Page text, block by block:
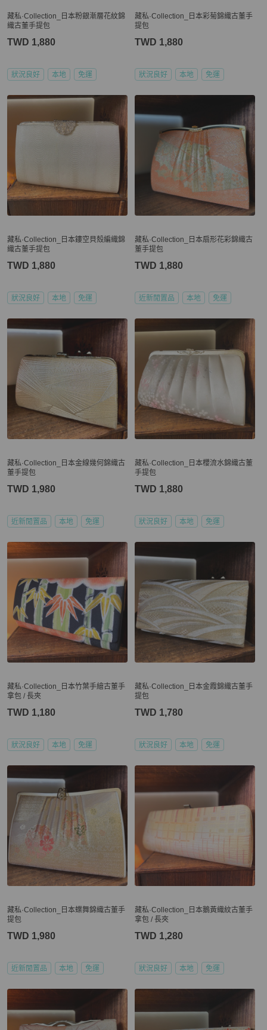
藏私·Collection_日本粉銀漸層花紋錦
織古董手提包
TWD 1,880
狀況良好 本地 免運
藏私·Collection_日本彩菊錦織古董手
提包
TWD 1,880
狀況良好 本地 免運
藏私·Collection_日本鏤空貝殼編織錦
織古董手提包
TWD 1,880
狀況良好 本地 免運
藏私·Collection_日本扇形花彩錦織古
董手提包
TWD 1,880
近新閒置品 本地 免運
藏私·Collection_日本金線幾何錦織古
董手提包
TWD 1,980
近新閒置品 本地 免運
藏私·Collection_日本櫻流水錦織古董
手提包
TWD 1,880
狀況良好 本地 免運
藏私·Collection_日本竹葉手繪古董手
拿包 / 長夾
TWD 1,180
狀況良好 本地 免運
藏私·Collection_日本金霞錦織古董手
提包
TWD 1,780
狀況良好 本地 免運
藏私·Collection_日本蝶舞錦織古董手
提包
TWD 1,980
近新閒置品 本地 免運
藏私·Collection_日本鵝黃織紋古董手
拿包 / 長夾
TWD 1,280
狀況良好 本地 免運